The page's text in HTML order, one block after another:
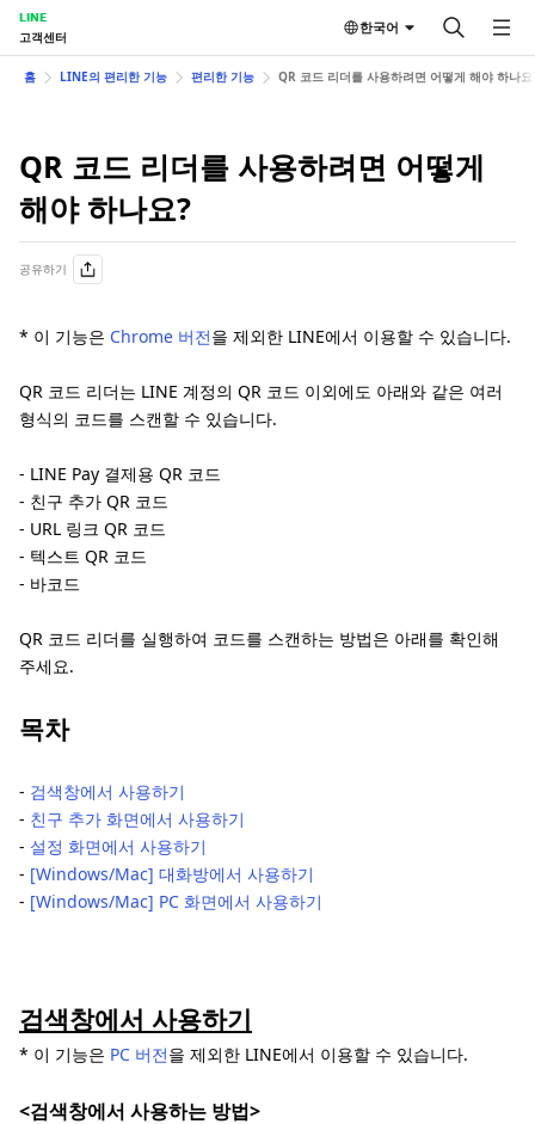
LINE
고객센터
한국어
홈 LINE의 편리한 기능 편리한 기능 QR 코드 리더를 사용하려면 어떻게 해야 하나요
QR 코드 리더를 사용하려면 어떻게
해야 하나요?
공유하기
* 이 기능은 Chrome 버전을 제외한 LINE에서 이용할 수 있습니다.
QR 코드 리더는 LINE 계정의 QR 코드 이외에도 아래와 같은 여러
형식의 코드를 스캔할 수 있습니다.
- LINE Pay 결제용 QR 코드
- 친구 추가 QR 코드
- URL 링크 QR 코드
- 텍스트 QR 코드
- 바코드
QR 코드 리더를 실행하여 코드를 스캔하는 방법은 아래를 확인해
주세요.
목차
‐ 검색창에서 사용하기
‐ 친구 추가 화면에서 사용하기
‐ 설정 화면에서 사용하기
‐ [Windows/Mac] 대화방에서 사용하기
‐ [Windows/Mac] PC 화면에서 사용하기
검색창에서 사용하기
* 이 기능은 PC 버전을 제외한 LINE에서 이용할 수 있습니다.
<검색창에서 사용하는 방법>